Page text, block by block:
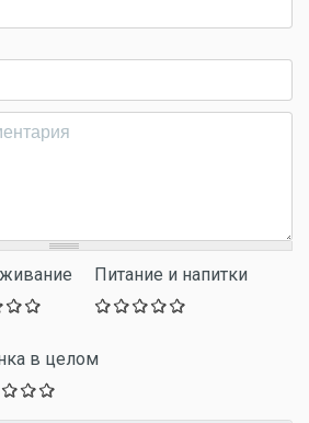
Питание и напитки
в целом